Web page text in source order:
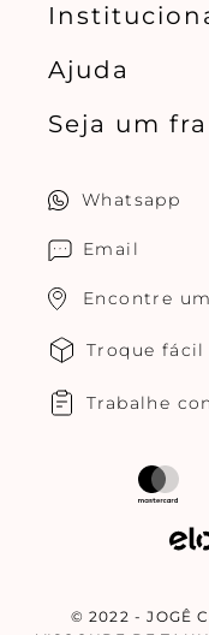
Missão, visão e
Ajuda
Central de
Seja um
Whatsapp
Email
Encontre
Troque fácil
Trabalhe
© 2022 - JOGÊ